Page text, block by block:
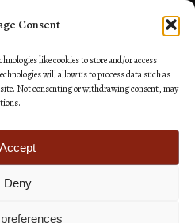
Consent
like cookies to store and/or access
will allow us to process data such as
Not consenting or withdrawing consent, may
Accept
DenySite as you GO: Falcon από